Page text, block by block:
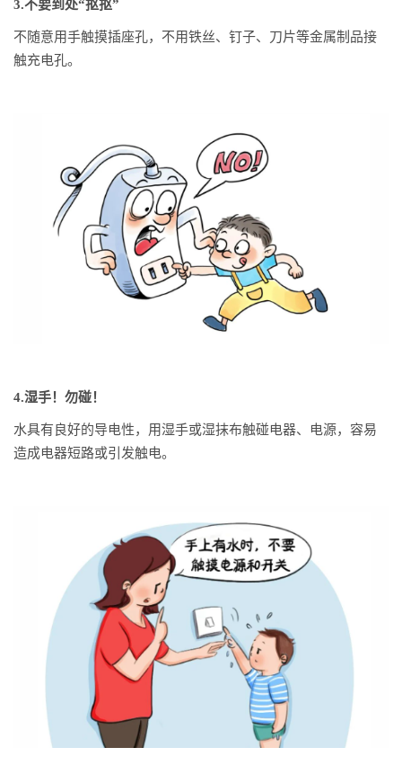
3.不要到处“抠抠”
不随意用手触摸插座孔，不用铁丝、钉子、刀片等金属制品接
触充电孔。
4.湿手！勿碰！
水具有良好的导电性，用湿手或湿抹布触碰电器、电源，容易
造成电器短路或引发触电。